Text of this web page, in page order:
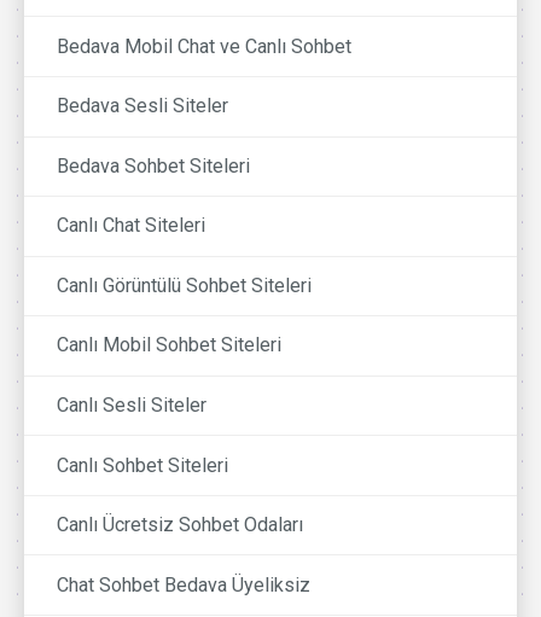
Bedava Mobil Chat ve Canlı Sohbet
Bedava Sesli Siteler
Bedava Sohbet Siteleri
Canlı Chat Siteleri
Canlı Görüntülü Sohbet Siteleri
Canlı Mobil Sohbet Siteleri
Canlı Sesli Siteler
Canlı Sohbet Siteleri
Canlı Ücretsiz Sohbet Odaları
Chat Sohbet Bedava Üyeliksiz